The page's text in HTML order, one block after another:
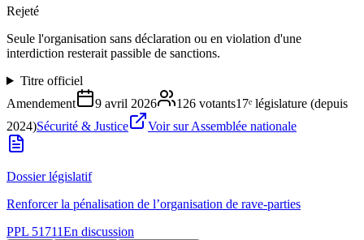
Rejeté
Seule l'organisation sans déclaration ou en violation d'une
interdiction resterait passible de sanctions.
Titre officiel
Amendement
9 avril 2026 126 votants17ᵉ législature (depuis
2024)Sécurité & Justice Voir sur Assemblée nationale
Dossier législatif
Renforcer la pénalisation de l’organisation de rave-parties
PPL 51711En discussion